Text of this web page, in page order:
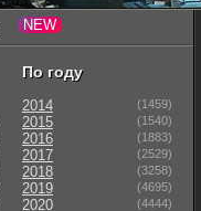
По году
2014 (1459)
2015 (1540)
2016 (1883)
2017 (2529)
2018 (3258)
2019 (4695)
2020 (4444)